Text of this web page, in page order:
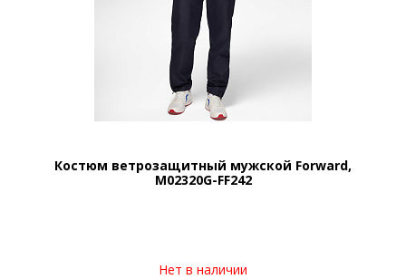
Костюм ветрозащитный мужской Forward,
M02320G-FF242
Нет в наличии